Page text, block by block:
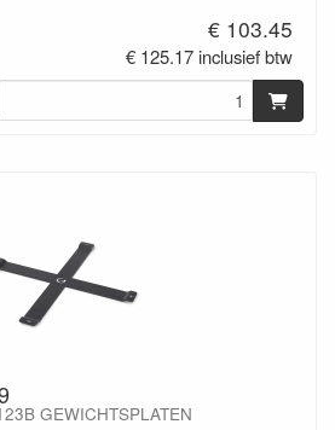
€ 103.45
€ 125.17 inclusief btw
GEWICHTSPLATEN